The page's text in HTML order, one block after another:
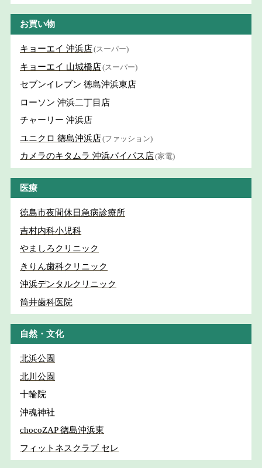
お買い物
キョーエイ 沖浜店(スーパー)
キョーエイ 山城橋店(スーパー)
セブンイレブン 徳島沖浜東店
ローソン 沖浜二丁目店
チャーリー 沖浜店
ユニクロ 徳島沖浜店(ファッション)
カメラのキタムラ 沖浜バイパス店(家電)
医療
徳島市夜間休日急病診療所
吉村内科小児科
やましろクリニック
きりん歯科クリニック
沖浜デンタルクリニック
筒井歯科医院
自然・文化
北浜公園
北川公園
十輪院
沖魂神社
chocoZAP 徳島沖浜東
フィットネスクラブ セレ